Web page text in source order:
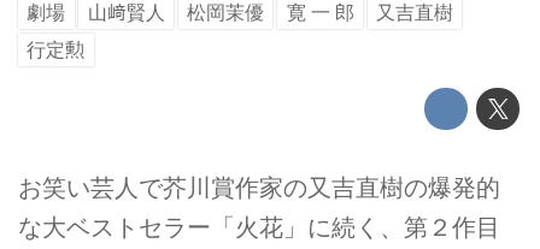
劇場 山﨑賢人 松岡茉優 寛 一 郎
又吉直樹
行定勲
お笑い芸人で芥川賞作家の又吉直樹の爆発的
な大ベストセラー「火花」に続く、第２作目